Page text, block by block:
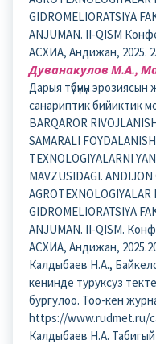
GIDROMELIORATSIYA
ANJUMAN. II-QISM
АСХИА, Андижан, 2025.
Дуванакулов М.А.,
Дарыя түбүнүн
санариптик бийиктик
BARQAROR
SAMARALI
TEXNOLOGIYALARNI
MAVZUSIDAGI. ANDIJON
GIDROMELIORATSIYA
ANJUMAN. II-QISM.
АСХИА, Андижан,
Калдыбаев Н.А.,
кенинде туруксуз
бургулоо. Тоо-кен
https://www.rudmet.ru/
Калдыбаев Н.А.